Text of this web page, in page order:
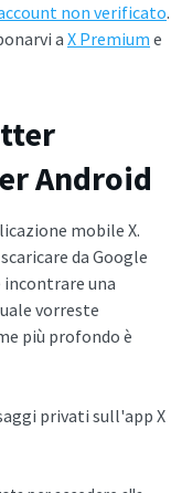
non verificato.
a X Premium e
Android
mobile X.
da Google
una
vorreste
più profondo è
privati sull'app X